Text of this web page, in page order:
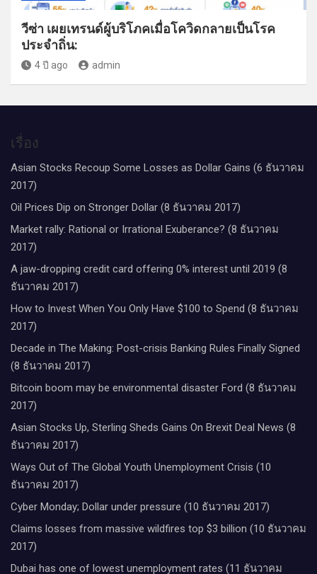
วีซ่า เผยเทรนด์ผู้บริโภคเมื่อโควิดกลายเป็นโรค
ประจำถิ่น:
4 ปี ago admin
เรื่อง
Asian Stocks Recoup Some Losses as Dollar Gains (6 ธันวาคม
2017)
Oil Prices Dip on Stronger Dollar (8 ธันวาคม 2017)
Market rally: Rational or Irrational Exuberance? (8 ธันวาคม
2017)
A jaw-dropping credit card offering 0% interest until 2019 (8
ธันวาคม 2017)
How to Invest When You Only Have $100 to Spend (8 ธันวาคม
2017)
Decade in The Making: Post-crisis Banking Rules Finally Signed
(8 ธันวาคม 2017)
Bitcoin boom may be environmental disaster Ford (8 ธันวาคม
2017)
Asian Stocks Up, Sterling Sheds Gains On Brexit Deal News (8
ธันวาคม 2017)
Ways Out of The Global Youth Unemployment Crisis (10
ธันวาคม 2017)
Cyber Monday; Dollar under pressure (10 ธันวาคม 2017)
Claims losses from massive wildfires top $3 billion (10 ธันวาคม
2017)
Dubai has one of lowest unemployment rates (11 ธันวาคม